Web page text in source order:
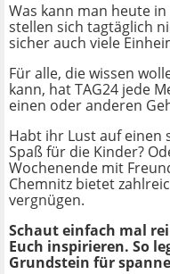
Was kann man heute
stellen sich tagtäglich
sicher auch viele
Für alle, die wissen
kann, hat TAG24 jede
einen oder anderen
Habt ihr Lust auf einen
Spaß für die Kinder?
Wochenende mit
Chemnitz bietet
vergnügen.
Schaut einfach mal
Euch inspirieren. So
Grundstein für